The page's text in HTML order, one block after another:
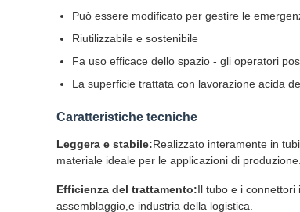
Può essere modificato per gestire le
Riutilizzabile e sostenibile
Fa uso efficace dello spazio - gli operatori
La superficie trattata con lavorazione acida
Caratteristiche tecniche
Leggera e stabile:Realizzato interamente in
materiale ideale per le applicazioni di
Efficienza del trattamento:Il tubo e i connettori
assemblaggio,e industria della logistica.